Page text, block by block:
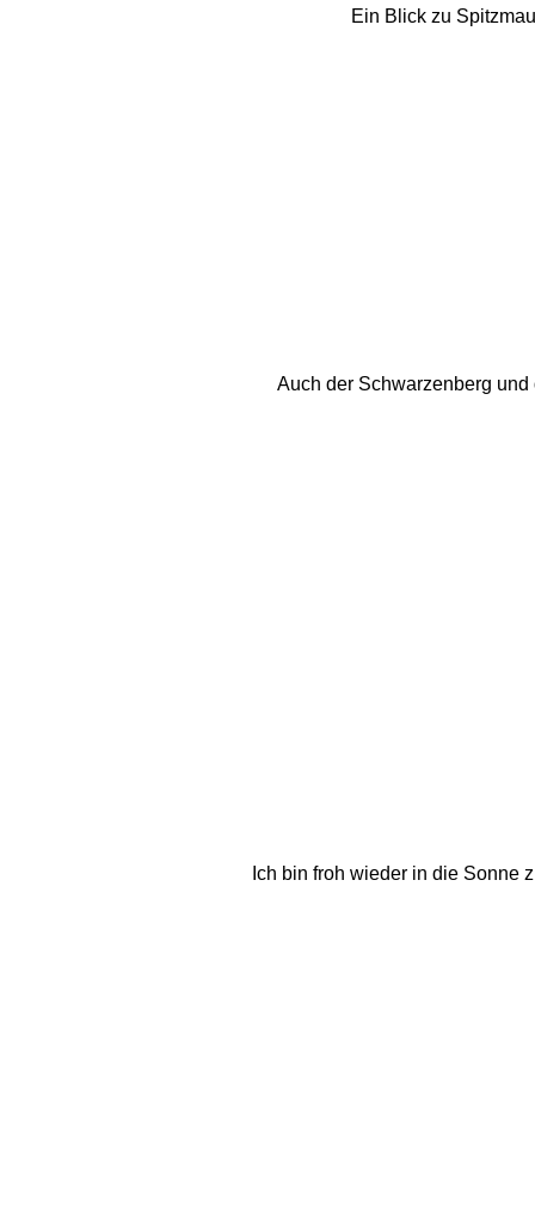
Ein Blick zu
Auch der Schwarzenberg
Ich bin froh wieder in die Sonne